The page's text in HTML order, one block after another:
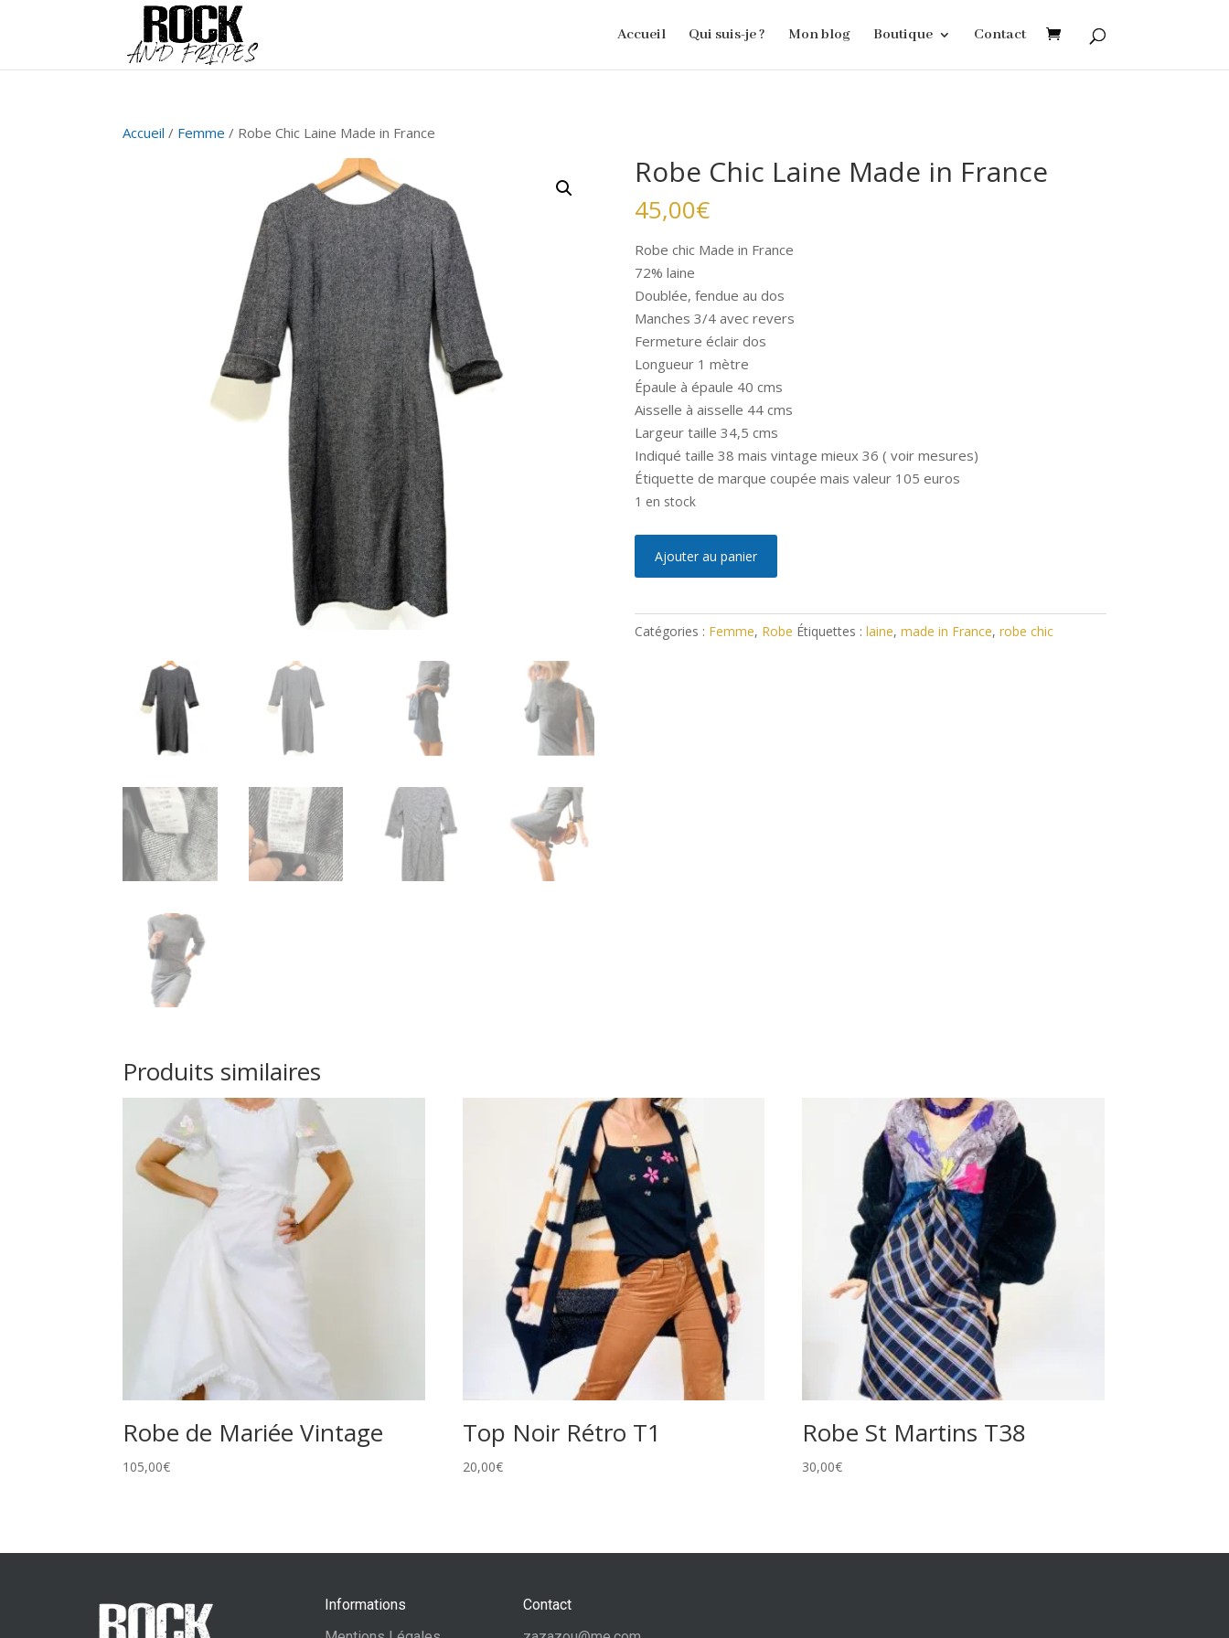
Accueil Qui suis-je ? Mon blog Boutique Contact
Accueil / Femme / Robe Chic Laine Made in France
Robe Chic Laine Made in France
45,00€
Robe chic Made in France
72% laine
Doublée, fendue au dos
Manches 3/4 avec revers
Fermeture éclair dos
Longueur 1 mètre
Épaule à épaule 40 cms
Aisselle à aisselle 44 cms
Largeur taille 34,5 cms
Indiqué taille 38 mais vintage mieux 36 ( voir mesures)
Étiquette de marque coupée mais valeur 105 euros
1 en stock
Chic
Laine
Ajouter au panier
e
r
Catégories : Femme, Robe Étiquettes : laine, made in France, robe chic
Produits similaires
Robe de Mariée Vintage
105,00€
Top Noir Rétro T1
20,00€
Robe St Martins T38
30,00€
Informations
Contact